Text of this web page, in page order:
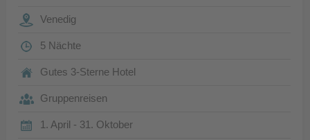
Venedig
5 Nächte
Gutes 3-Sterne Hotel
Gruppenreisen
1. April - 31. Oktober